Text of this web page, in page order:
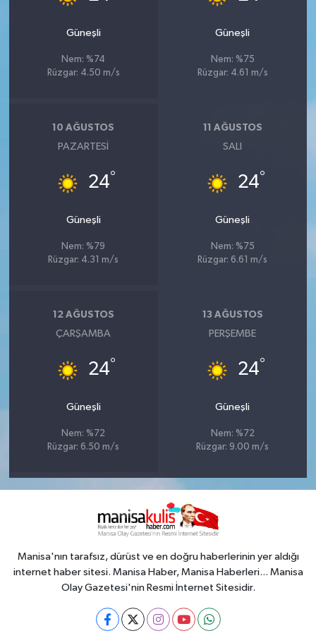
Güneşli
Nem: %74
Rüzgar: 4.50 m/s
Güneşli
Nem: %75
Rüzgar: 4.61 m/s
10 AĞUSTOS
PAZARTESI
24°
Güneşli
Nem: %79
Rüzgar: 4.31 m/s
11 AĞUSTOS
SALI
24°
Güneşli
Nem: %75
Rüzgar: 6.61 m/s
12 AĞUSTOS
ÇARŞAMBA
24°
Güneşli
Nem: %72
Rüzgar: 6.50 m/s
13 AĞUSTOS
PERŞEMBE
24°
Güneşli
Nem: %72
Rüzgar: 9.00 m/s
Manisa'nın tarafsız, dürüst ve en doğru haberlerinin yer aldığı
internet haber sitesi. Manisa Haber, Manisa Haberleri... Manisa
Olay Gazetesi'nin Resmi İnternet Sitesidir.